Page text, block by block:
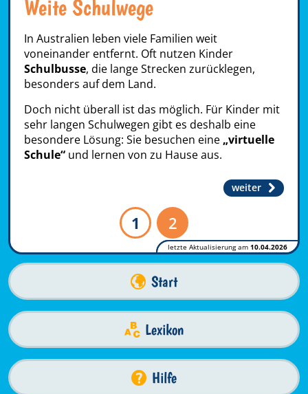
Weite Schulwege
In Australien leben viele Familien weit
voneinander entfernt. Oft nutzen Kinder
Schulbusse, die lange Strecken zurücklegen,
besonders auf dem Land.
Doch nicht überall ist das möglich. Für Kinder mit
sehr langen Schulwegen gibt es deshalb eine
besondere Lösung: Sie besuchen eine „virtuelle
Schule“ und lernen von zu Hause aus.
weiter
1 2
letzte Aktualisierung am 10.04.2026
Start
Lexikon
Hilfe